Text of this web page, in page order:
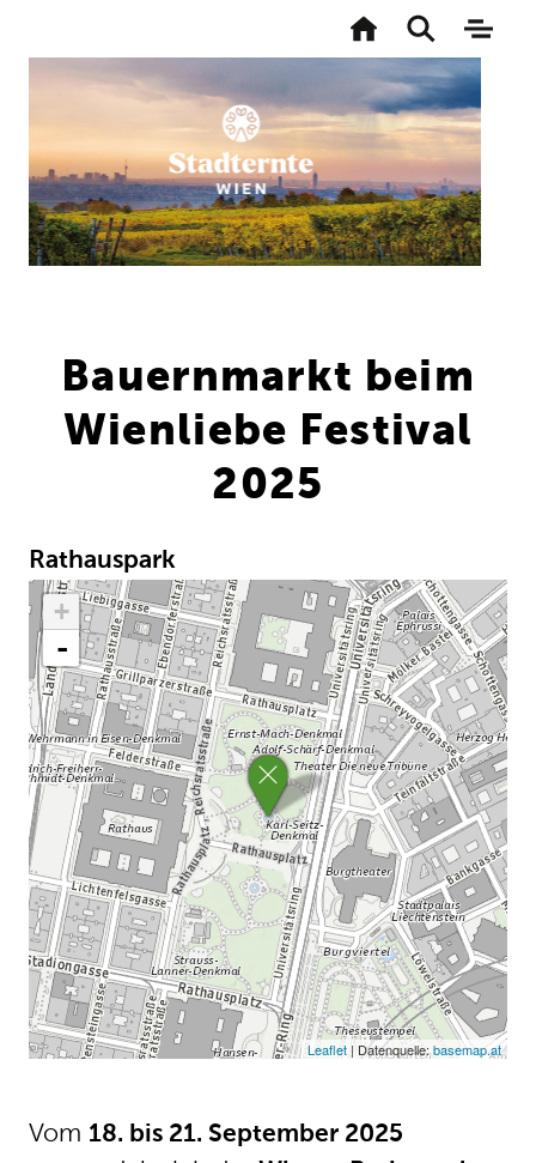
Toggle
search
Startseite
Bauernmarkt beim
Wienliebe Festival
2025
-
Leaflet| Datenquelle:basemap.at
Vom18. bis 21. September 2025
verwandelt sich der
Wiener Rathausplatz
wieder in eine pulsierende Bühne der
Stadtfreuden. BeimWienliebe Festival,
Handwerkskunst vier Tage lang zum